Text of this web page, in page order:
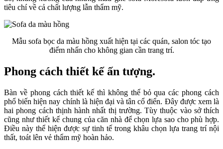
tiêu chí về cả chất lượng lẫn thẩm mỹ.
Mẫu sofa bọc da màu hồng xuất hiện tại các quán, salon tóc tạo
điểm nhấn cho không gian cần trang trí.
Phong cách thiết kế ấn tượng.
Bàn về phong cách thiết kế thì không thể bỏ qua các phong cách
phổ biến hiện nay chính là hiện đại và tân cổ điển. Đây được xem là
hai phong cách thịnh hành nhất thị trường. Tùy thuộc vào sở thích
cũng như thiết kế chung của căn nhà để chọn lựa sao cho phù hợp.
Điều này thể hiện được sự tinh tế trong khâu chọn lựa trang trí nội
thất, toát lên vẻ thẩm mỹ hoàn hảo.